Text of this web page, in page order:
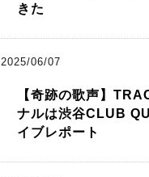
きた
2025/06/07
【奇跡の歌声】
ナルは渋谷CLUB
イブレポート